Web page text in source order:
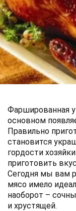
Фаршированная
основном
Правильно
становится
гордости
приготовить
Сегодня мы вам
мясо имело
наоборот –
и хрустящей.